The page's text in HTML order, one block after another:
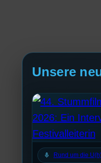
Unsere
mic Rund um die